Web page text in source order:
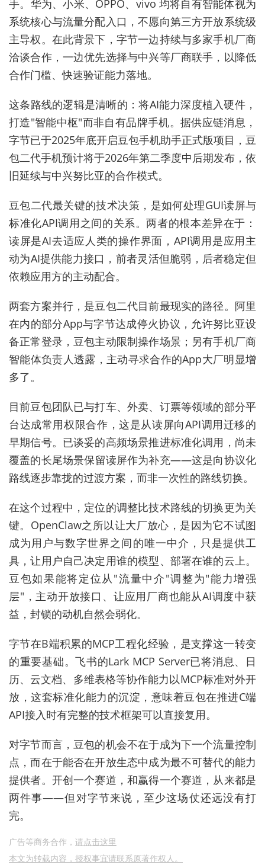
手。华为、小米、OPPO、vivo 均将自有智能体视为
系统核心与流量分配入口，不愿向第三方开放系统级
主导权。在此背景下，字节一边持续与多家手机厂商
洽谈合作，一边优先选择与中兴等厂商联手，以降低
合作门槛、快速验证能力落地。
这条路线的逻辑是清晰的：将AI能力深度植入硬件，
打造"智能中枢"而非自有品牌手机。据供应链消息，
字节已于2025年底开启豆包手机助手正式版项目，豆
包二代手机预计将于2026年第二季度中后期发布，依
旧延续与中兴努比亚的合作模式。
豆包二代最关键的技术决策，是如何处理GUI读屏与
标准化API调用之间的关系。两者的根本差异在于：
读屏是AI去适应人类的操作界面，API调用是应用主
动为AI提供能力接口，前者灵活但脆弱，后者稳定但
依赖应用方的主动配合。
两套方案并行，是豆包二代目前最现实的路径。阿里
在内的部分App与字节达成停火协议，允许努比亚设
备正常登录，豆包主动限制操作场景；另有手机厂商
智能体负责人透露，主动寻求合作的App大厂明显增
多了。
目前豆包团队已与打车、外卖、订票等领域的部分平
台达成常用权限合作，这是从读屏向API调用迁移的
早期信号。已谈妥的高频场景推进标准化调用，尚未
覆盖的长尾场景保留读屏作为补充——这是向协议化
路线逐步靠拢的过渡方案，而非一次性的路线切换。
在这个过程中，定位的调整比技术路线的切换更为关
键。OpenClaw之所以让大厂放心，是因为它不试图
成为用户与数字世界之间的唯一中介，只是提供工
具，让用户自己决定用谁的模型、部署在谁的云上。
豆包如果能将定位从"流量中介"调整为"能力增强
层"，主动开放接口、让应用厂商也能从AI调度中获
益，封锁的动机自然会弱化。
字节在B端积累的MCP工程化经验，是支撑这一转变
的重要基础。飞书的Lark MCP Server已将消息、日
历、云文档、多维表格等协作能力以MCP标准对外开
放，这套标准化能力的沉淀，意味着豆包在推进C端
API接入时有完整的技术框架可以直接复用。
对字节而言，豆包的机会不在于成为下一个流量控制
点，而在于能否在开放生态中成为最不可替代的能力
提供者。开创一个赛道，和赢得一个赛道，从来都是
两件事——但对字节来说，至少这场仗还远没有打
完。
广告等商务合作， 请点击这里
本文为转载内容，授权事宜请联系原著作权人。